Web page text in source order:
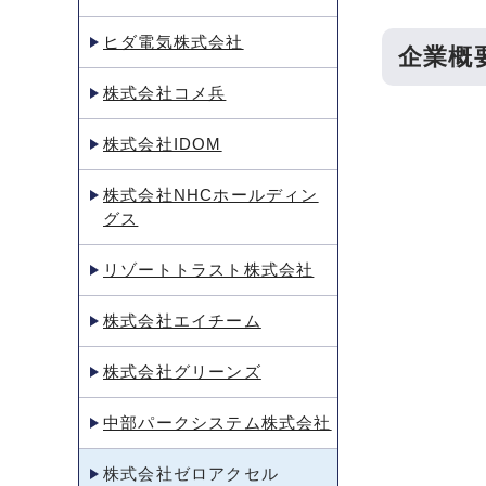
企業概
ヒダ電気株式会社
株式会社コメ兵
株式会社IDOM
株式会社NHCホールディン
グス
リゾートトラスト株式会社
株式会社エイチーム
株式会社グリーンズ
中部パークシステム株式会社
株式会社ゼロアクセル